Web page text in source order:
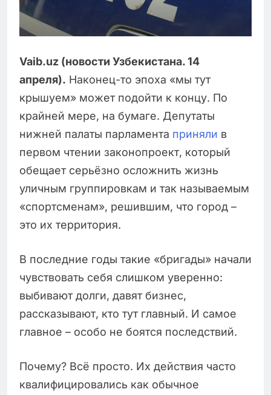
Vaib.uz (новости Узбекистана. 14
апреля). Наконец-то эпоха «мы тут
крышуем» может подойти к концу. По
крайней мере, на бумаге. Депутаты
нижней палаты парламента приняли в
первом чтении законопроект, который
обещает серьёзно осложнить жизнь
уличным группировкам и так называемым
«спортсменам», решившим, что город –
это их территория.
В последние годы такие «бригады» начали
чувствовать себя слишком уверенно:
выбивают долги, давят бизнес,
рассказывают, кто тут главный. И самое
главное – особо не боятся последствий.
Почему? Всё просто. Их действия часто
квалифицировались как обычное